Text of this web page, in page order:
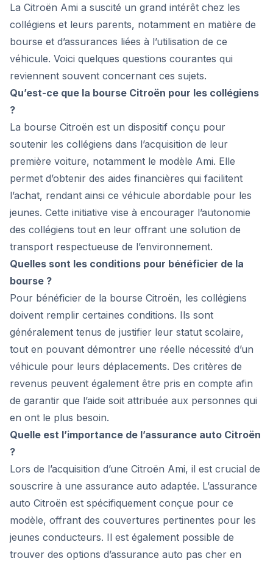
La Citroën Ami a suscité un grand intérêt chez les
collégiens et leurs parents, notamment en matière de
bourse et d’assurances liées à l’utilisation de ce
véhicule. Voici quelques questions courantes qui
reviennent souvent concernant ces sujets.
Qu’est-ce que la bourse Citroën pour les collégiens
?
La bourse Citroën est un dispositif conçu pour
soutenir les collégiens dans l’acquisition de leur
première voiture, notamment le modèle Ami. Elle
permet d’obtenir des aides financières qui facilitent
l’achat, rendant ainsi ce véhicule abordable pour les
jeunes. Cette initiative vise à encourager l’autonomie
des collégiens tout en leur offrant une solution de
transport respectueuse de l’environnement.
Quelles sont les conditions pour bénéficier de la
bourse ?
Pour bénéficier de la bourse Citroën, les collégiens
doivent remplir certaines conditions. Ils sont
généralement tenus de justifier leur statut scolaire,
tout en pouvant démontrer une réelle nécessité d’un
véhicule pour leurs déplacements. Des critères de
revenus peuvent également être pris en compte afin
de garantir que l’aide soit attribuée aux personnes qui
en ont le plus besoin.
Quelle est l’importance de l’assurance auto Citroën
?
Lors de l’acquisition d’une Citroën Ami, il est crucial de
souscrire à une assurance auto adaptée. L’assurance
auto Citroën est spécifiquement conçue pour ce
modèle, offrant des couvertures pertinentes pour les
jeunes conducteurs. Il est également possible de
trouver des options d’assurance auto pas cher en